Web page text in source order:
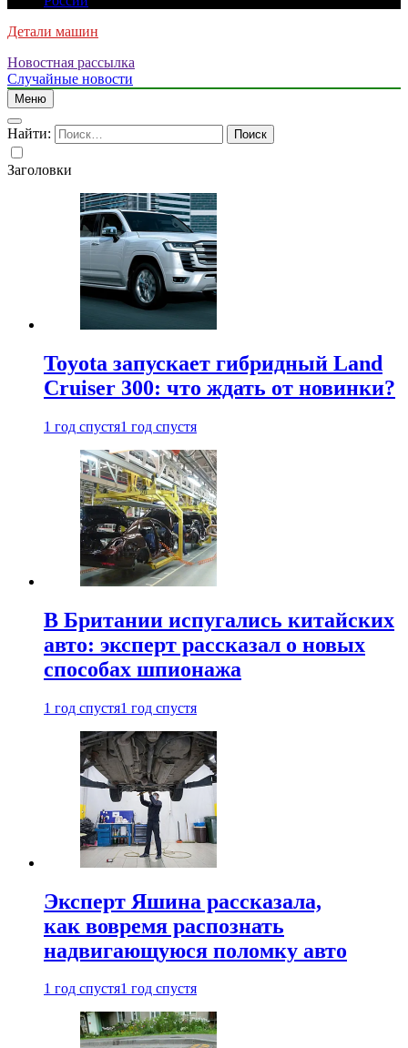
Детали машин
Новостная рассылка
Случайные новости
Меню
Найти:
Заголовки
Toyota запускает гибридный Land
Cruiser 300: что ждать от новинки?
1 год спустя1 год спустя
В Британии испугались китайских
авто: эксперт рассказал о новых
способах шпионажа
1 год спустя1 год спустя
Эксперт Яшина рассказала,
как вовремя распознать
надвигающуюся поломку авто
1 год спустя1 год спустя